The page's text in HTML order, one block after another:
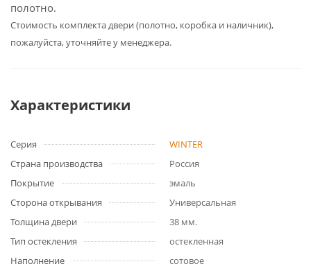
полотно.
Cтоимость комплекта двери (полотно, коробка и наличник),
пожалуйста, уточняйте у менеджера.
Характеристики
Серия
WINTER
Страна производства
Россия
Покрытие
эмаль
Сторона открывания
Универсальная
Толщина двери
38 мм.
Тип остекления
остекленная
Наполнение
сотовое